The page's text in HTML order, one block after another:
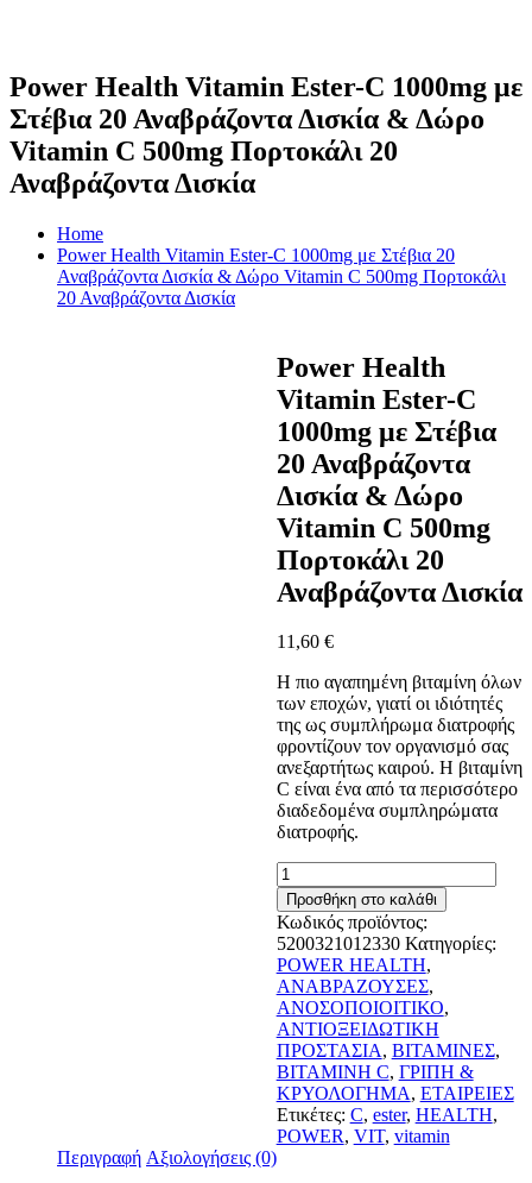
Power Health Vitamin Ester-C 1000mg με
Στέβια 20 Αναβράζοντα Δισκία & Δώρο
Vitamin C 500mg Πορτοκάλι 20
Αναβράζοντα Δισκία
Home
Power Health Vitamin Ester-C 1000mg με Στέβια 20
Αναβράζοντα Δισκία & Δώρο Vitamin C 500mg Πορτοκάλι
20 Αναβράζοντα Δισκία
Power Health
Vitamin Ester-C
1000mg με Στέβια
20 Αναβράζοντα
Δισκία & Δώρο
Vitamin C 500mg
Πορτοκάλι 20
Αναβράζοντα Δισκία
11,60 €
Η πιο αγαπημένη βιταμίνη όλων
των εποχών, γιατί οι ιδιότητές
της ως συμπλήρωμα διατροφής
φροντίζουν τον οργανισμό σας
ανεξαρτήτως καιρού. Η βιταμίνη
C είναι ένα από τα περισσότερο
διαδεδομένα συμπληρώματα
διατροφής.
Power
Health
Vitamin
Ester-
C
1000mg
με
Στέβια
20
Αναβράζοντα
Δισκία
&
Δώρο
Vitamin
C
Προσθήκη στο καλάθι
Κωδικός προϊόντος:
5200321012330 Κατηγορίες:
POWER HEALTH,
ΑΝΑΒΡΑΖΟΥΣΕΣ,
ΑΝΟΣΟΠΟΙΟΙΤΙΚΟ,
ΑΝΤΙΟΞΕΙΔΩΤΙΚΗ
ΠΡΟΣΤΑΣΙΑ, ΒΙΤΑΜΙΝΕΣ,
ΒΙΤΑΜΙΝΗ C, ΓΡΙΠΗ &
ΚΡΥΟΛΟΓΗΜΑ, ΕΤΑΙΡΕΙΕΣ
Ετικέτες: C, ester, HEALTH,
POWER, VIT, vitamin
Περιγραφή Αξιολογήσεις (0)